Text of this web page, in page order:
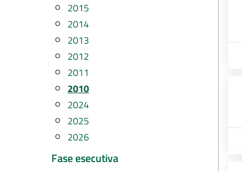
2015
2014
2013
2012
2011
2010
2024
2025
2026
Fase esecutiva